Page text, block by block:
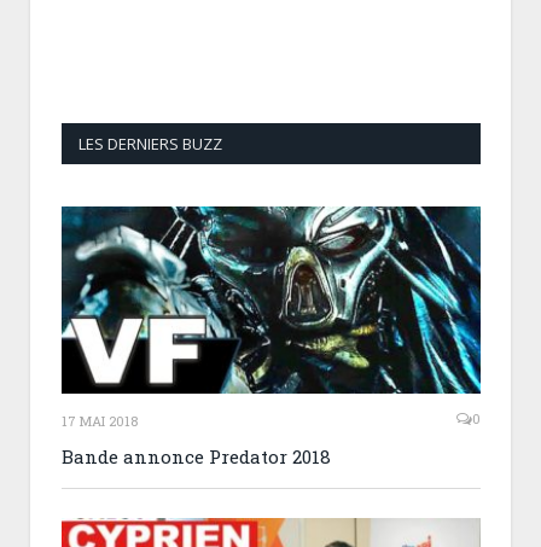
LES DERNIERS BUZZ
17 MAI 2018 0
Bande annonce Predator 2018